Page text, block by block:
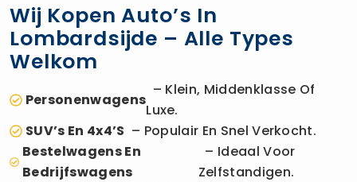
Wij Kopen Auto’s In
Lombardsijde – Alle Types
Welkom
Personenwagens
– Klein, Middenklasse Of
Luxe.
SUV’s En 4x4’s – Populair En Snel Verkocht.
Bestelwagens En
Bedrijfswagens
– Ideaal Voor
Zelfstandigen.